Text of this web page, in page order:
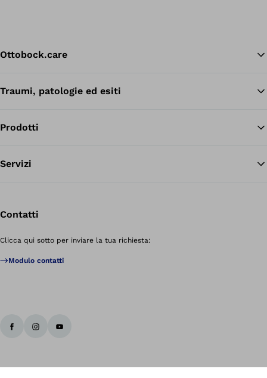
Ottobock.care
Traumi, patologie ed esiti
Prodotti
Servizi
Contatti
Clicca qui sotto per inviare la tua richiesta:
Modulo contatti